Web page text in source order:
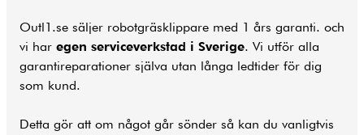
Outl1.se säljer robotgräsklippare med 1 års garanti. och
vi har egen serviceverkstad i Sverige. Vi utför alla
garantireparationer själva utan långa ledtider för dig
som kund.
Detta gör att om något går sönder så kan du vanligtvis